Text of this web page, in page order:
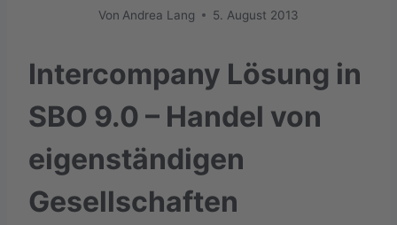
Von Andrea Lang 5. August 2013
Intercompany Lösung in
SBO 9.0 – Handel von
eigenständigen
Gesellschaften